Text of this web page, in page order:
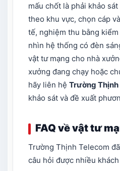
mấu chốt là phải khảo
theo khu vực, chọn cáp
tế, nghiệm thu bằng
nhìn hệ thống có đèn
vật tư mạng cho nhà
xưởng đang chạy hoặc
hãy liên hệ Trường Thịnh
khảo sát và đề xuất
FAQ về vật tư
Trường Thịnh Telecom
câu hỏi được nhiều